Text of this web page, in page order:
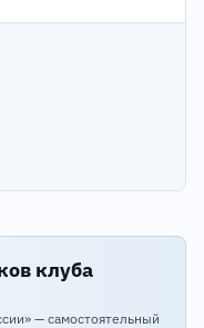
клуба
— самостоятельный